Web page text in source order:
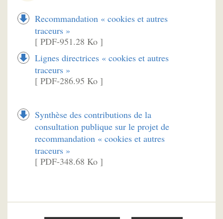
Recommandation « cookies et autres
traceurs »
[ PDF-951.28 Ko ]
Lignes directrices « cookies et autres
traceurs »
[ PDF-286.95 Ko ]
Synthèse des contributions de la
consultation publique sur le projet de
recommandation « cookies et autres
traceurs »
[ PDF-348.68 Ko ]